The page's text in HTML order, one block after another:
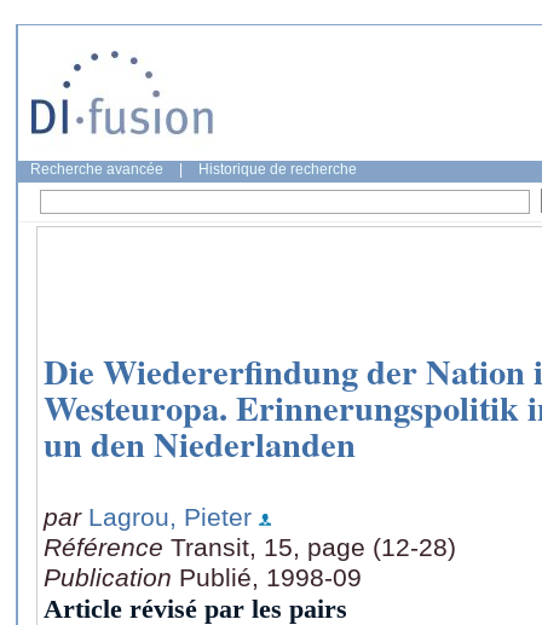
Recherche avancée Historique de recherche
Die Wiedererfindung der Nation
Westeuropa. Erinnerungspolitik
un den Niederlanden
par Lagrou, Pieter
Référence Transit, 15, page (12-28)
Publication Publié, 1998-09
Article révisé par les pairs